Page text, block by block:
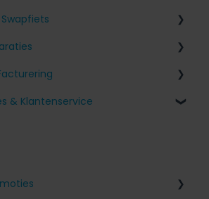
Swapfiets
functies
mijn Swapfiets
gepland
betalingen
wijzigen
opzeggen
& Klantenservice